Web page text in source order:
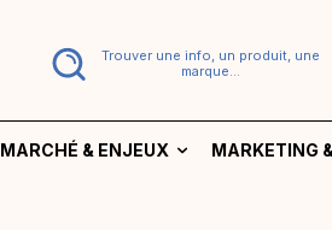
Trouver une info, un produit, une
marque...
MARCHÉ & ENJEUX MARKETING